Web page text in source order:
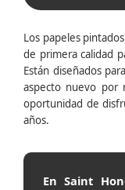
Los papeles
de primera calidad
Están diseñados
aspecto nuevo por
oportunidad de
años.
En Saint